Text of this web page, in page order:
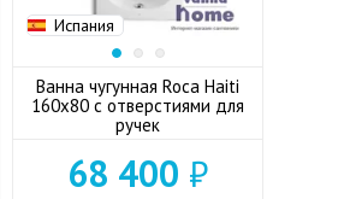
Испания
Ванна чугунная Roca Haiti
160х80 с отверстиями для
ручек
68 400 ₽